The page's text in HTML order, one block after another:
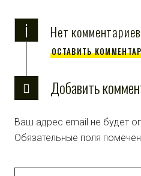
i Нет комментариев
ОСТАВИТЬ
Добавить
Ваш адрес email не будет
Обязательные поля